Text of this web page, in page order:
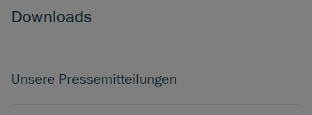
Downloads
Unsere Pressemitteilungen